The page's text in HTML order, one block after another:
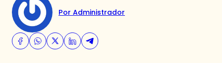
Por Administrador